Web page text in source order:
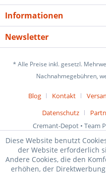
Informationen
Newsletter
* Alle Preise inkl. gesetzl.
Nachnahmegebühren,
Blog Kontakt
Datenschutz
Cremant-Depot • Team
Diese Website benutzt
der Website erforderlich
Andere Cookies, die den
erhöhen, der